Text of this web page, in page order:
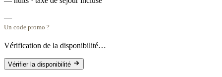
—
Un code promo ?
Vérification de la disponibilité…
Vérifier la disponibilité